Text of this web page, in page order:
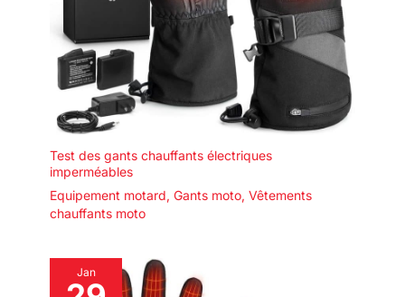
Test des gants chauffants électriques
imperméables
Equipement motard, Gants moto, Vêtements
chauffants moto
Jan